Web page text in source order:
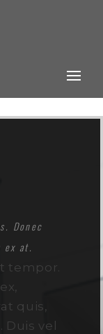
Donec
ex at.
tempor.
quis,
vel